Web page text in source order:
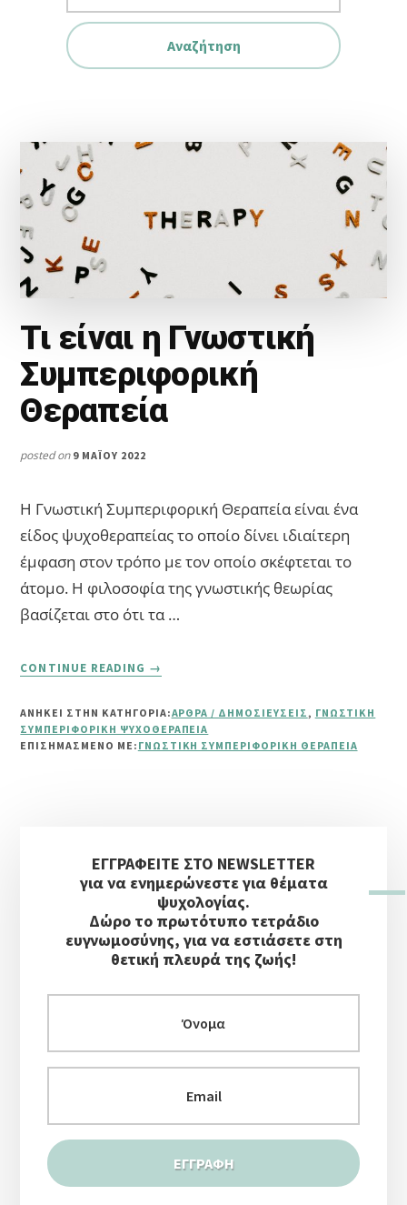
website
Τι είναι η Γνωστική
Συμπεριφορική
Θεραπεία
posted on 9 ΜΑΪ́ΟΥ 2022
Η Γνωστική Συμπεριφορική Θεραπεία είναι ένα
είδος ψυχοθεραπείας το οποίο δίνει ιδιαίτερη
έμφαση στον τρόπο με τον οποίο σκέφτεται το
άτομο. Η φιλοσοφία της γνωστικής θεωρίας
βασίζεται στο ότι τα …
CONTINUE READING
ΤΙ
Η
ΓΝΩΣΤΙΚΉ
→
ΑΝΗΚΕΙ ΣΤΗΝ ΚΑΤΗΓΟΡΙΑ:ΆΡΘΡΑ / ΔΗΜΟΣΙΕΎΣΕΙΣ , ΓΝΩΣΤΙΚΉ
ΣΥΜΠΕΡΙΦΟΡΙΚΉ ΨΥΧΟΘΕΡΑΠΕΊΑ
ΕΠΙΣΗΜΑΣΜΈΝΟ ΜΕ: ΓΝΩΣΤΙΚΉ ΣΥΜΠΕΡΙΦΟΡΙΚΉ ΘΕΡΑΠΕΊΑ
ΠλευρικήΕΓΓΡΑΦΕΙΤΕ ΣΤΟ NEWSLETTER
για να ενημερώνεστε για θέματα
ψυχολογίας.
Δώρο το πρωτότυπο τετράδιο
ευγνωμοσύνης, για να εστιάσετε στη
θετική πλευρά της ζωής!